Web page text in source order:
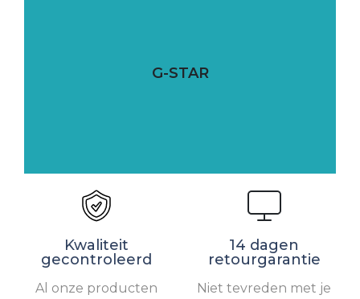
G-STAR
Kwaliteit
gecontroleerd
Al onze producten
14 dagen
retourgarantie
Niet tevreden met je